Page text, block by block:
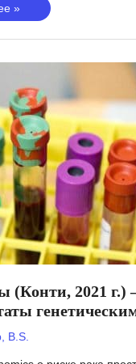
»
(Конти, 2021
B.S.